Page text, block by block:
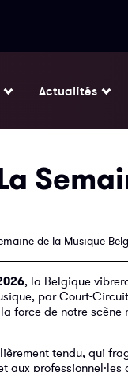
Actualités
de la Musique
, la Belgique
par Court-
force de notre
tendu, qui
aux